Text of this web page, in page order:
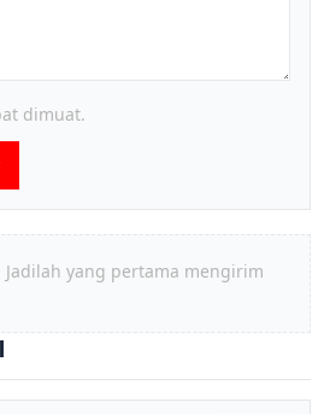
dimuat.
Jadilah yang pertama mengirim